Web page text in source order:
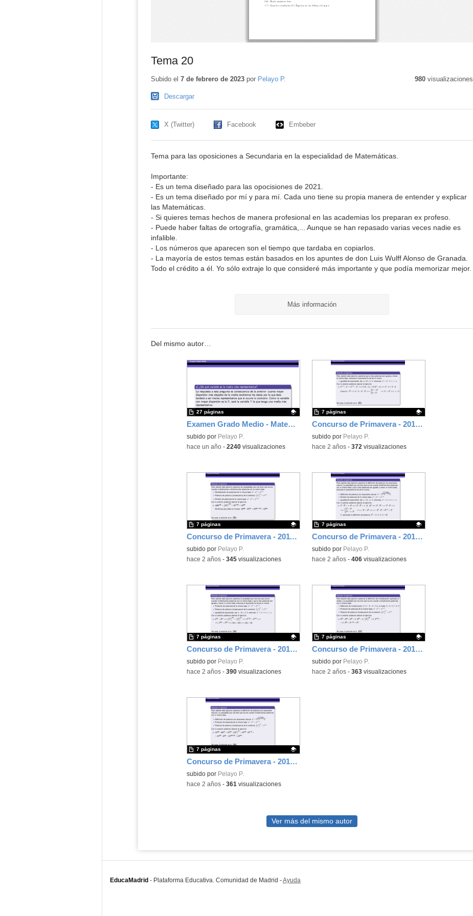
Tema 20
Subido el 7 de febrero de 2023por Pelayo P. 980visualizaciones
Descargar
X (Twitter) Facebook Embeber
Tema para las oposiciones a Secundaria en la especialidad de Matemáticas.
Importante:
- Es un tema diseñado para las opocisiones de 2021.
- Es un tema diseñado por mí y para mí. Cada uno tiene su propia manera de entender y explicar
las Matemáticas.
- Si quieres temas hechos de manera profesional en las academias los preparan ex profeso.
- Puede haber faltas de ortografía, gramática,... Aunque se han repasado varias veces nadie es
infalible.
- Los números que aparecen son el tiempo que tardaba en copiarlos.
- La mayoría de estos temas están basados en los apuntes de don Luis Wulff Alonso de Granada.
Todo el crédito a él. Yo sólo extraje lo que consideré más importante y que podía memorizar mejor.
Más información
Del mismo autor…
Examen Grado Medio - Matemáticas - 2024 - CAM
Contenido educativo.
subido por Pelayo P.
27 páginas
-hace un año- 2240visualizaciones
Concurso de Primavera - 2010 - Fase 1 - Nivel 4 - Ejercicio 12
Contenido educativo.
subido por Pelayo P.
7 páginas
-hace 2 años- 372 visualizaciones
Concurso de Primavera - 2011 - Fase 2 - Nivel 2 - Ejercicio 11
Contenido educativo.
subido por Pelayo P.
7 páginas
-hace 2 años- 345visualizaciones
Concurso de Primavera - 2014 - Fase 1 - Nivel 3 - Ejercicio 1
Contenido educativo.
subido por Pelayo P.
7 páginas
-hace 2 años- 406visualizaciones
Concurso de Primavera - 2016 - Fase 2 - Nivel 2 - Ejercicio 8
Contenido educativo.
subido por Pelayo P.
7 páginas
-hace 2 años- 390visualizaciones
Concurso de Primavera - 2017 - Fase 1 - Nivel 3 - Ejercicio 20
Contenido educativo.
subido por Pelayo P.
7 páginas
-hace 2 años- 363visualizaciones
Concurso de Primavera - 2018 - Fase 1 - Nivel 3 - Ejercicio 5
Contenido educativo.
subido por Pelayo P.
7 páginas
-hace 2 años- 361 visualizaciones
Ver más del mismo autor
EducaMadrid - Plataforma Educativa. Comunidad de Madrid -Ayuda